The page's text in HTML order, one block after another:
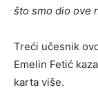
što smo dio ove
Treći učesnik
Emelin Fetić
karta više.